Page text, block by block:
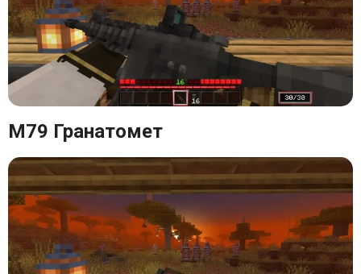
M79 Гранатомет